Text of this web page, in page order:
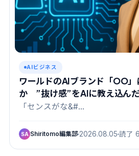
AIビジネス
ワールドのAIブランド「OO
か ”抜け感”をAIに教え込ん
「センスがな&#…
SA Shiritomo編集部 2026.08.05 読了